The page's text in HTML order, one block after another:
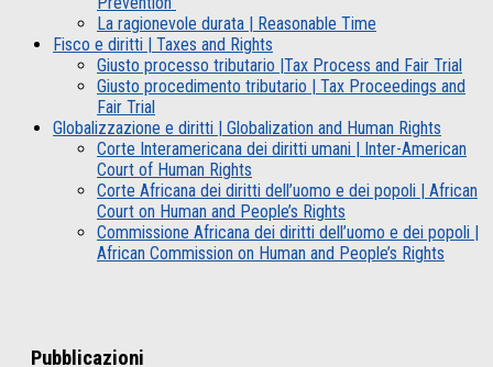
La ragionevole durata | Reasonable Time
Fisco e diritti | Taxes and Rights
Giusto processo tributario |Tax Process and Fair Trial
Giusto procedimento tributario | Tax Proceedings and
Fair Trial
Globalizzazione e diritti | Globalization and Human Rights
Corte Interamericana dei diritti umani | Inter-American
Court of Human Rights
Corte Africana dei diritti dell’uomo e dei popoli | African
Court on Human and People’s Rights
Commissione Africana dei diritti dell’uomo e dei popoli |
African Commission on Human and People’s Rights
Pubblicazioni